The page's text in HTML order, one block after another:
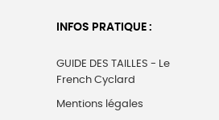
INFOS PRATIQUE :
GUIDE DES TAILLES - Le
French Cyclard
Mentions légales